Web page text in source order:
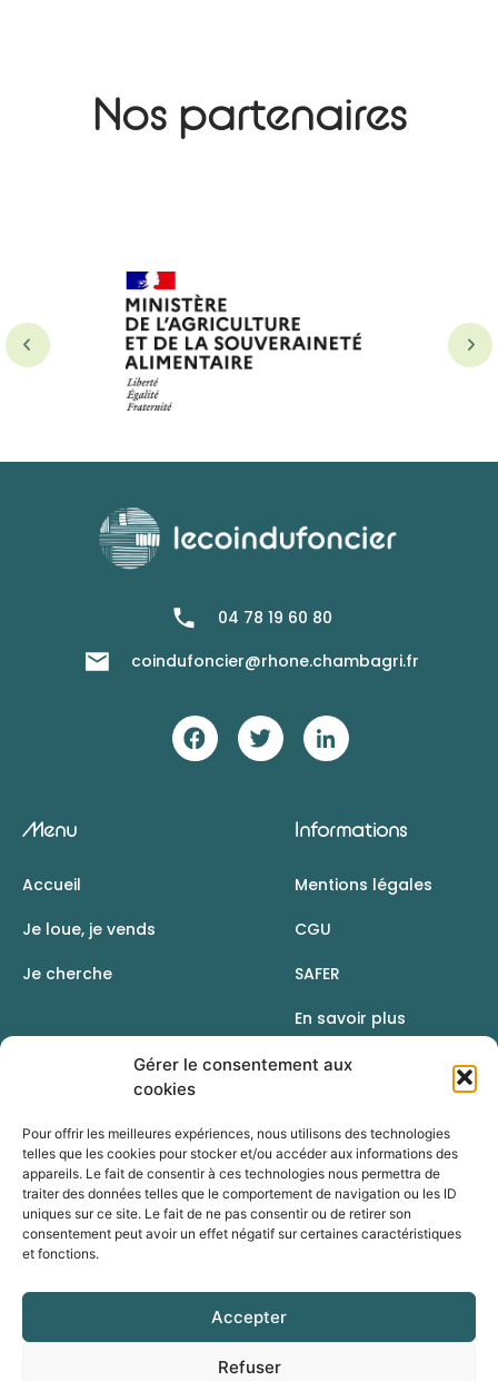
Gérer le consentement aux
cookies
Pour offrir les meilleures expériences, nous utilisons des technologies
telles que les cookies pour stocker et/ou accéder aux informations des
appareils. Le fait de consentir à ces technologies nous permettra de
traiter des données telles que le comportement de navigation ou les ID
uniques sur ce site. Le fait de ne pas consentir ou de retirer son
consentement peut avoir un effet négatif sur certaines caractéristiques
et fonctions.
Accepter
Refuser
Nos partenaires
04 78 19 60 80
coindufoncier@rhone.chambagri.fr
Menu
Accueil
Je loue, je vends
Je cherche
Informations
Mentions légales
CGU
SAFER
En savoir plus
Contact
Une initiative de la Chambre d’agriculture du Rhône